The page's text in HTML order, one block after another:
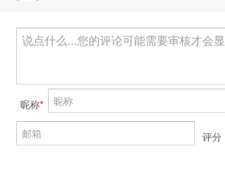
昵称*
评分